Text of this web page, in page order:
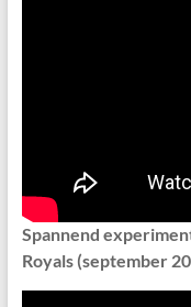
Spannend
Royals (september